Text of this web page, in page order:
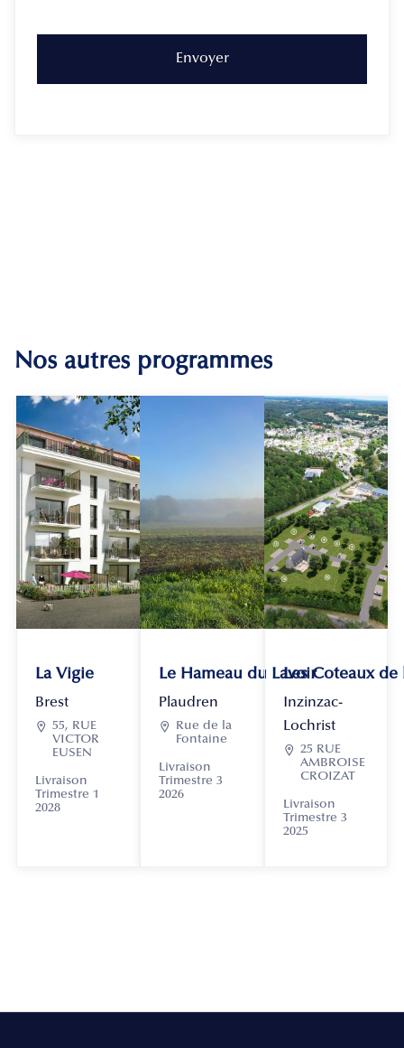
Nos autres programmes
La Vigie
Brest
 55, RUE
VICTOR
EUSEN
Livraison
Trimestre 1
2028
Le Hameau du Lavoir
Plaudren

Rue de la
Fontaine
Livraison
Trimestre 3
2026
Les Coteaux
Inzinzac-
Lochrist
 25 RUE
AMBROISE
CROIZAT
Livraison
Trimestre 3
2025